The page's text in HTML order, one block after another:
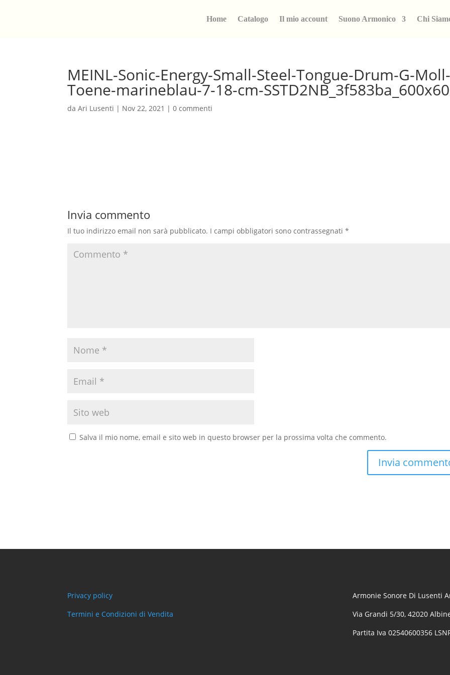
Home Catalogo Il mio account Suono Armonico Chi
MEINL-Sonic-Energy-Small-Steel-Tongue-Drum-G-
Toene-marineblau-7-18-cm-
daAri Lusenti | Nov 22, 2021 |0 commenti
Invia commento
Il tuo indirizzo email non sarà pubblicato. I campi obbligatori sono contrassegnati*
Salva il mio nome, email e sito web in questo browser per la prossima volta che commento.
Privacy policy
Termini e Condizioni di Vendita
Armonie Sonore Di Lusenti
Via Grandi 5/30, 42020
Partita Iva 02540600356